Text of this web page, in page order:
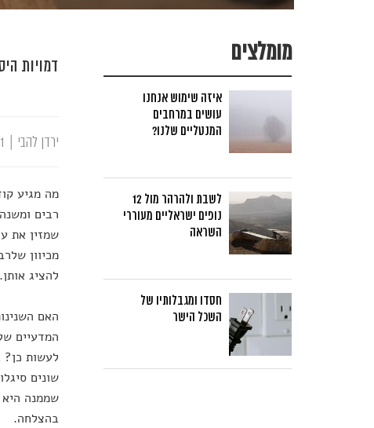
דמויות
ירדן להבי
מה מגיע
רבים
שמזין את
מכיוון
להציג אותן.
האם
המדעיים
לעשות כן?
שונים
שממנה היא
בהצלחה.
מומלצים
איזה שימוש אנחנו
עושים במרחבים
המנטליים שלנו?
לשבת ולהרהר מול 12
נופים ישראליים מעוררי
השראה
חסדו ומגבלותיו של
השכל הישר